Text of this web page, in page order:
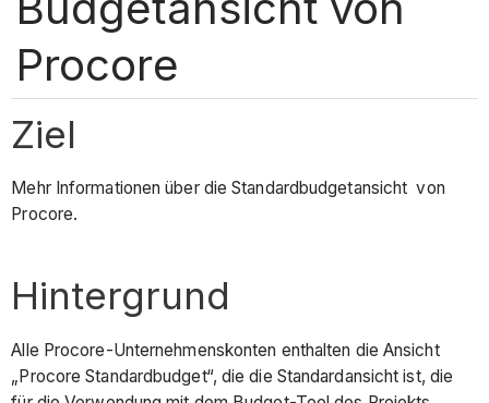
Procore
Ziel
Mehr Informationen über die Standardbudgetansicht von
Procore.
Hintergrund
Alle Procore-Unternehmenskonten enthalten die Ansicht
„Procore Standardbudget“, die die Standardansicht ist, die